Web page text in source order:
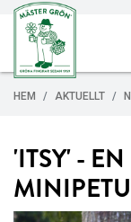
HEM AKTUELLT
'ITSY' -